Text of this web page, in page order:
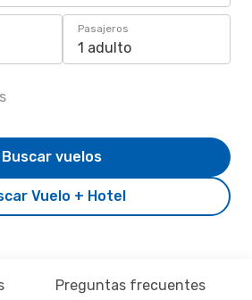
Pasajeros
1 adulto
Vuelo + Hotel
Buscar vuelos
Preguntas frecuentes